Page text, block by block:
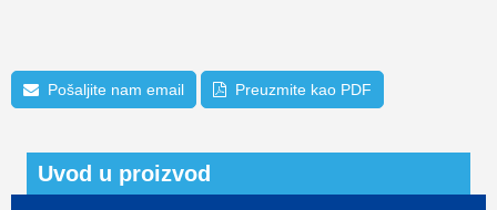
Pošaljite nam email Preuzmite kao PDF
Uvod u proizvod